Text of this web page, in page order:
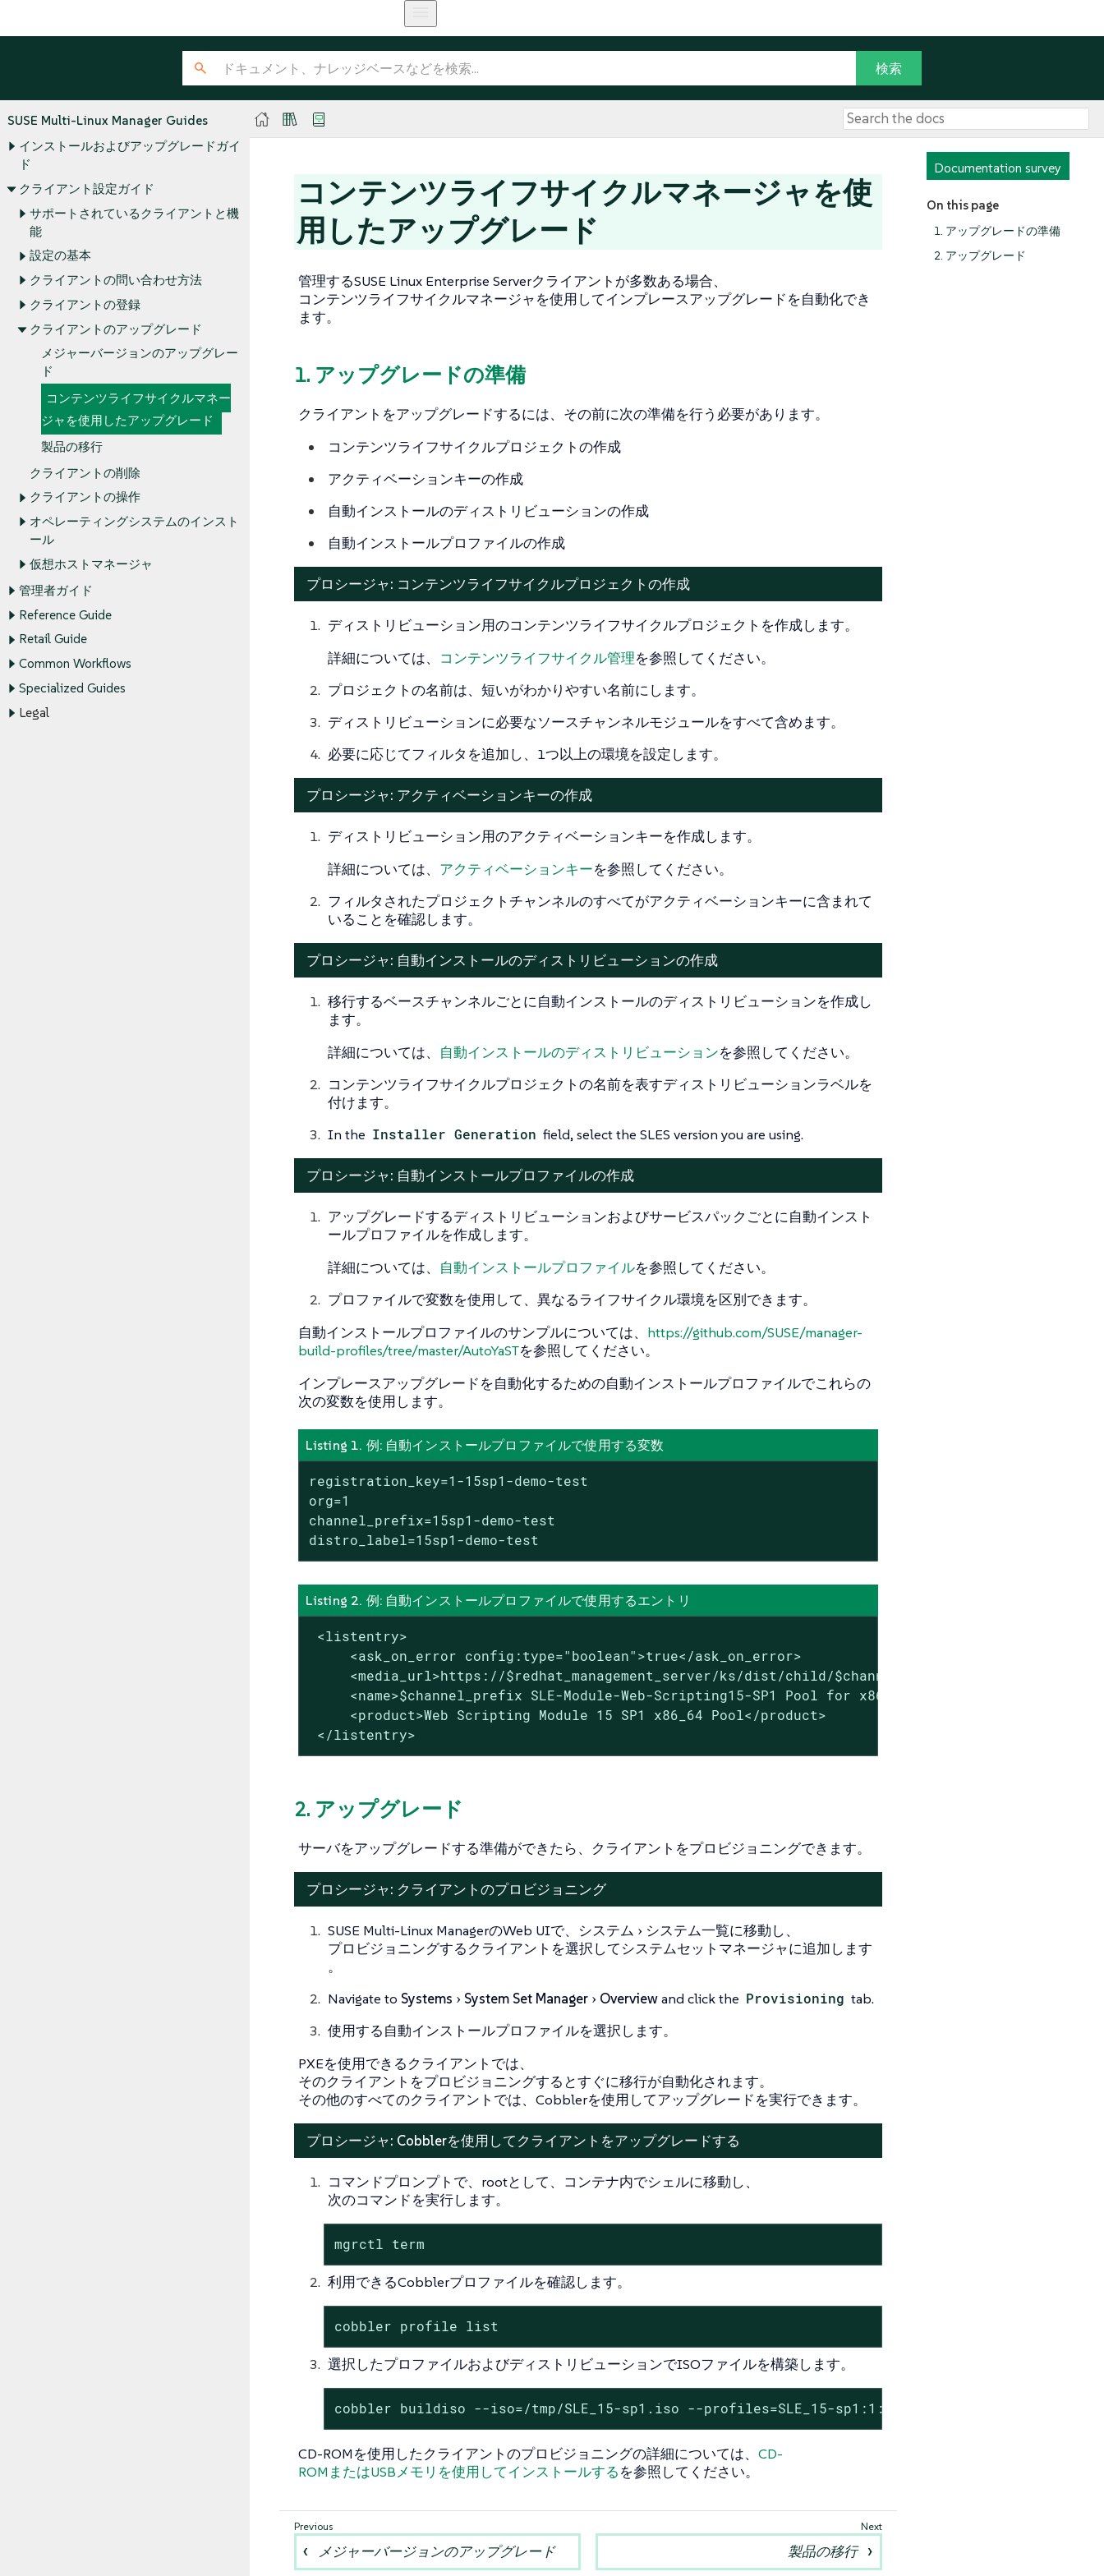
SUSE Multi-Linux Manager Guides
インストールおよびアップグレードガイ
ド
クライアント設定ガイド
サポートされているクライアントと機
能
設定の基本
クライアントの問い合わせ方法
クライアントの登録
クライアントのアップグレード
メジャーバージョンのアップグレー
ド
コンテンツライフサイクルマネー
ジャを使用したアップグレード
製品の移行
クライアントの削除
クライアントの操作
オペレーティングシステムのインスト
ール
仮想ホストマネージャ
管理者ガイド
Reference Guide
Retail Guide
Common Workflows
Specialized Guides
Legal
Documentation survey
On this page
1. アップグレードの準備
2. アップグレード
コンテンツライフサイクルマネージャを使
用したアップグレード
管理するSUSE Linux Enterprise Serverクライアントが多数ある場合、
コンテンツライフサイクルマネージャを使用してインプレースアップグレードを自動化でき
ます。
1. アップグレードの準備
クライアントをアップグレードするには、その前に次の準備を行う必要があります。
コンテンツライフサイクルプロジェクトの作成
アクティベーションキーの作成
自動インストールのディストリビューションの作成
自動インストールプロファイルの作成
プロシージャ: コンテンツライフサイクルプロジェクトの作成
ディストリビューション用のコンテンツライフサイクルプロジェクトを作成します。
詳細については、
コンテンツライフサイクル管理を参照してください。
プロジェクトの名前は、短いがわかりやすい名前にします。
ディストリビューションに必要なソースチャンネルモジュールをすべて含めます。
必要に応じてフィルタを追加し、1つ以上の環境を設定します。
プロシージャ: アクティベーションキーの作成
ディストリビューション用のアクティベーションキーを作成します。
詳細については、 アクティベーションキーを参照してください。
フィルタされたプロジェクトチャンネルのすべてがアクティベーションキーに含まれて
いることを確認します。
プロシージャ: 自動インストールのディストリビューションの作成
移行するベースチャンネルごとに自動インストールのディストリビューションを作成し
ます。
詳細については、
自動インストールのディストリビューションを参照してください。
コンテンツライフサイクルプロジェクトの名前を表すディストリビューションラベルを
付けます。
In the Installer Generation field, select the SLES version you are using.
プロシージャ: 自動インストールプロファイルの作成
アップグレードするディストリビューションおよびサービスパックごとに自動インスト
ールプロファイルを作成します。
詳細については、
自動インストールプロファイルを参照してください。
プロファイルで変数を使用して、異なるライフサイクル環境を区別できます。
自動インストールプロファイルのサンプルについては、 https://github.com/SUSE/manager-
build-profiles/tree/master/AutoYaSTを参照してください。
インプレースアップグレードを自動化するための自動インストールプロファイルでこれらの
次の変数を使用します。
Listing 1. 例: 自動インストールプロファイルで使用する変数
registration_key=1-15sp1-demo-test
org=1
channel_prefix=15sp1-demo-test
distro_label=15sp1-demo-test
Listing 2. 例: 自動インストールプロファイルで使用するエントリ
<listentry>
     <ask_on_error config:type="boolean">true</ask_on_error>
<media_url>https://$redhat_management_server/ks/dist/child/$channel_prefix-sle-module-web-
     <name>$channel_prefix SLE-Module-Web-Scripting15-SP1 Pool for x86_64  </name>
     <product>Web Scripting Module 15 SP1 x86_64 Pool</product>
</listentry>
2. アップグレード
サーバをアップグレードする準備ができたら、クライアントをプロビジョニングできます。
プロシージャ: クライアントのプロビジョニング
SUSE Multi-Linux ManagerのWeb UIで、 システム システム一覧に移動し、
プロビジョニングするクライアントを選択してシステムセットマネージャに追加します
。
Navigate to Systems System Set Manager Overviewand click the Provisioning tab.
使用する自動インストールプロファイルを選択します。
PXEを使用できるクライアントでは、
そのクライアントをプロビジョニングするとすぐに移行が自動化されます。
その他のすべてのクライアントでは、Cobblerを使用してアップグレードを実行できます。
プロシージャ: Cobblerを使用してクライアントをアップグレードする
コマンドプロンプトで、rootとして、コンテナ内でシェルに移動し、
次のコマンドを実行します。
mgrctl term
利用できるCobblerプロファイルを確認します。
cobbler profile list
選択したプロファイルおよびディストリビューションでISOファイルを構築します。
cobbler buildiso --iso=/tmp/SLE_15-sp1.iso --profiles=SLE_15-sp1:1:Example --distro=SLE_15-
CD-ROMを使用したクライアントのプロビジョニングの詳細については、 CD-
ROMまたはUSBメモリを使用してインストールするを参照してください。
メジャーバージョンのアップグレード 製品の移行